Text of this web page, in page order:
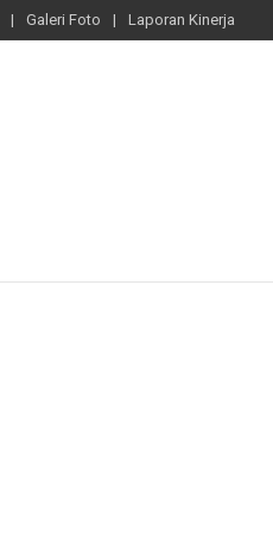
Galeri Foto Laporan Kinerja